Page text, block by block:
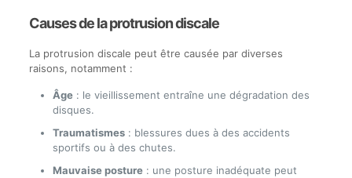
Causes de la protrusion discale
La protrusion discale peut être causée par diverses
raisons, notamment :
Âge: le vieillissement entraîne une dégradation des
disques.
Traumatismes: blessures dues à des accidents
sportifs ou à des chutes.
Mauvaise posture: une posture inadéquate peut